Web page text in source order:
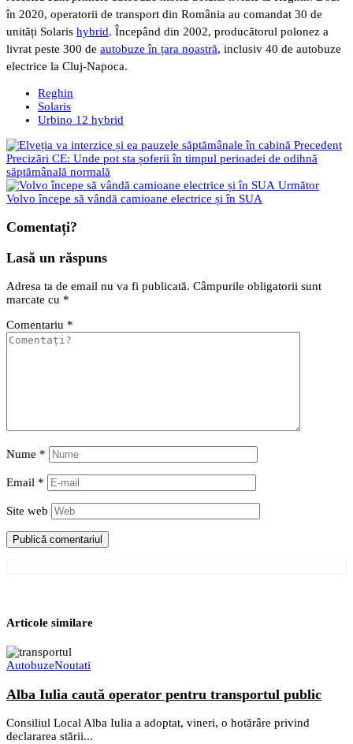
în 2020, operatorii de transport din România au comandat 30 de
unități Solaris hybrid. Începând din 2002, producătorul polonez a
livrat peste 300 de autobuze în țara noastră, inclusiv 40 de autobuze
electrice la Cluj-Napoca.
Reghin
Solaris
Urbino 12 hybrid
Precedent
Precizări CE: Unde pot sta șoferii în timpul perioadei de odihnă
săptămânală normală
Următor
Volvo începe să vândă camioane electrice și în SUA
Comentați?
Lasă un răspuns
Adresa ta de email nu va fi publicată. Câmpurile obligatorii sunt
marcate cu *
Comentariu *
Nume *
Email *
Site web
Articole similare
AutobuzeNoutati
Alba Iulia caută operator pentru transportul public
Consiliul Local Alba Iulia a adoptat, vineri, o hotărâre privind
declararea stării...